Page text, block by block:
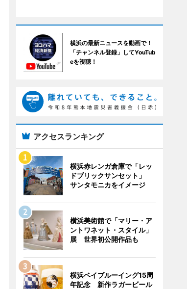
横浜の最新ニュースを動画で！
「チャンネル登録」してYouTub
eを視聴！
アクセスランキング
横浜赤レンガ倉庫で「レッ
ドブリックサンセット」
サンタモニカをイメージ
横浜美術館で「マリー・ア
ントワネット・スタイル」
展 世界初公開作品も
横浜ベイブルーイング15周
年記念 新作ラガービール